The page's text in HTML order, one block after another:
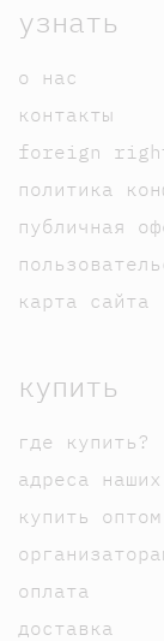
узнать
о нас
контакты
foreign
политика
публичная
карта сайта
купить
где купить?
адреса
купить
оплата
доставка